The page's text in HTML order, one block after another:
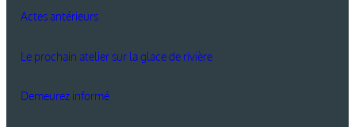
Actes antérieurs
Le prochain atelier sur la glace de rivière
Demeurez informé